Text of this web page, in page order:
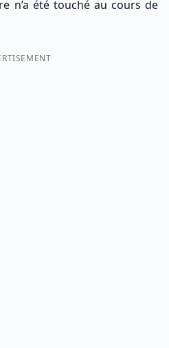
n’a été touché au cours de